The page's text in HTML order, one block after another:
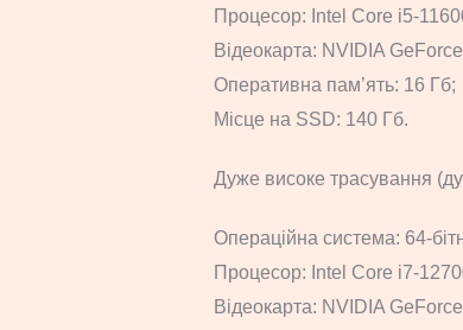
Процесор: Intel Core i5-
Відеокарта: NVIDIA
Оперативна пам’ять: 16 Гб;
Місце на SSD: 140 Гб.
Дуже високе трасування
Операційна система: 64-
Процесор: Intel Core i7-
Відеокарта: NVIDIA